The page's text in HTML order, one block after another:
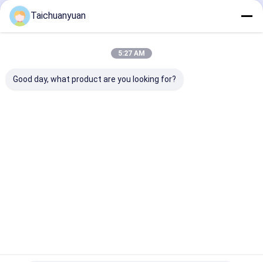
อุปกรณ์ excavator Final Drive มอเตอร์เดินทาง
Machinery Co., Ltd.. All Rights Reserved.
Taichuanyuan
5:27 AM
Good day, what product are you looking for?